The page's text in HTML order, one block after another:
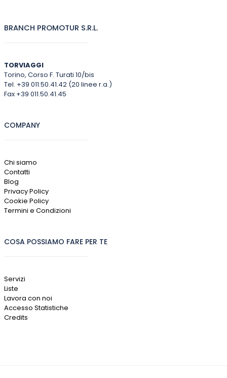
BRANCH PROMOTUR S.R.L.
TORVIAGGI
Torino, Corso F. Turati 10/bis
Tel. +39 011.50.41.42 (20 linee r.a.)
Fax +39 011.50.41.45
COMPANY
Chi siamo
Contatti
Blog
Privacy Policy
Cookie Policy
Termini e Condizioni
COSA POSSIAMO FARE PER TE
Servizi
Liste
Lavora con noi
Accesso Statistiche
Credits